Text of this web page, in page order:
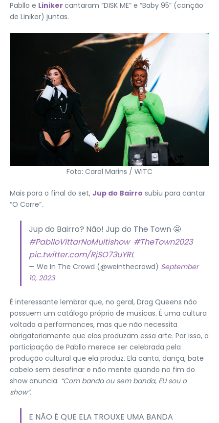
Pabllo e Liniker cantaram “DISK ME” e “Baby 95” (canção
de Liniker) juntas.
Foto: Carol Marins / WITC
Mais para o final do set, Jup do Bairro subiu para cantar
“O Corre”.
Jup do Bairro? Não! Jup do The Town 🤩
#PablloVittarNoMultishow #TheTown2023
pic.twitter.com/RjSO73uYRL
— We In The Crowd (@weinthecrowd) September
10, 2023
É interessante lembrar que, no geral, Drag Queens não
possuem um catálogo próprio de musicas. É uma cultura
voltada a performances, mas que não necessita
obrigatoriamente que elas produzam essa arte. Por isso, a
participação de Pabllo merece ser celebrada pela
produção cultural que ela produz. Ela canta, dança, bate
cabelo sem desafinar e não mente quando no fim do
show anuncia: “Com banda ou sem banda, EU sou o
show”.
E NÃO É QUE ELA TROUXE UMA BANDA